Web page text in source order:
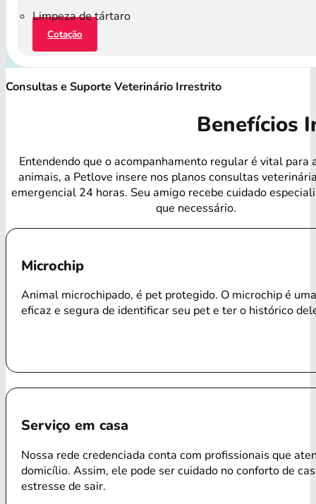
Limpeza de tártaro
Cotação
Consultas e Suporte Veterinário Irrestrito
Benefícios
Entendendo que o acompanhamento regular é vital para
animais, a Petlove insere nos planos consultas
emergencial 24 horas. Seu amigo recebe cuidado
que necessário.
Microchip
Animal microchipado, é pet protegido. O microchip é
eficaz e segura de identificar seu pet e ter o histórico
Serviço em casa
Nossa rede credenciada conta com profissionais que
domicílio. Assim, ele pode ser cuidado no conforto de
estresse de sair.